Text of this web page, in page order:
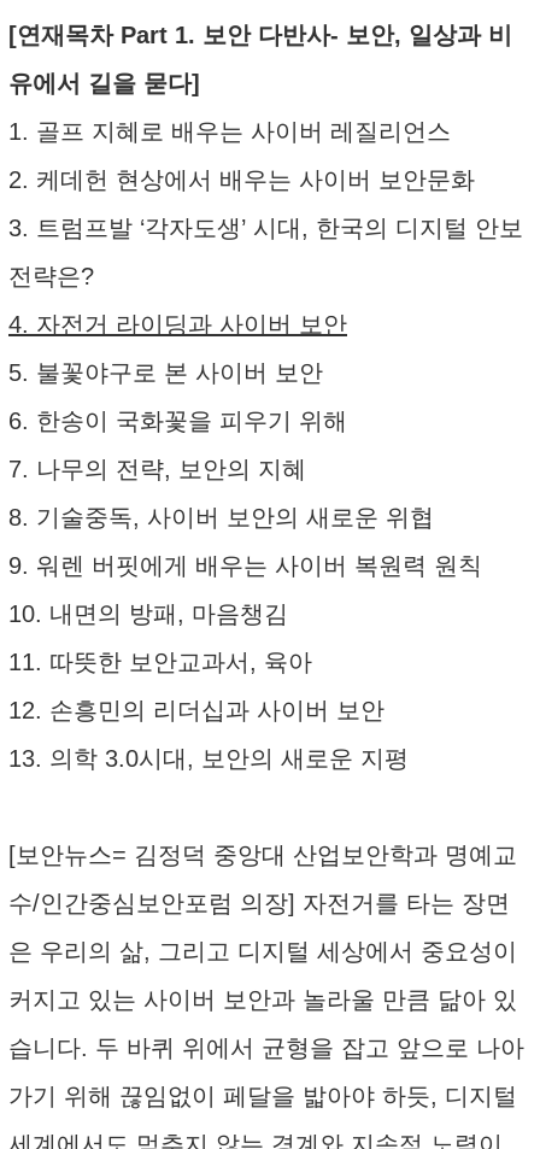
[연재목차 Part 1. 보안 다반사- 보안, 일상과 비
유에서 길을 묻다]
1. 골프 지혜로 배우는 사이버 레질리언스
2. 케데헌 현상에서 배우는 사이버 보안문화
3. 트럼프발 ‘각자도생’ 시대, 한국의 디지털 안보
전략은?
4. 자전거 라이딩과 사이버 보안
5. 불꽃야구로 본 사이버 보안
6. 한송이 국화꽃을 피우기 위해
7. 나무의 전략, 보안의 지혜
8. 기술중독, 사이버 보안의 새로운 위협
9. 워렌 버핏에게 배우는 사이버 복원력 원칙
10. 내면의 방패, 마음챙김
11. 따뜻한 보안교과서, 육아
12. 손흥민의 리더십과 사이버 보안
13. 의학 3.0시대, 보안의 새로운 지평
[보안뉴스= 김정덕 중앙대 산업보안학과 명예교
수/인간중심보안포럼 의장] 자전거를 타는 장면
은 우리의 삶, 그리고 디지털 세상에서 중요성이
커지고 있는 사이버 보안과 놀라울 만큼 닮아 있
습니다. 두 바퀴 위에서 균형을 잡고 앞으로 나아
가기 위해 끊임없이 페달을 밟아야 하듯, 디지털